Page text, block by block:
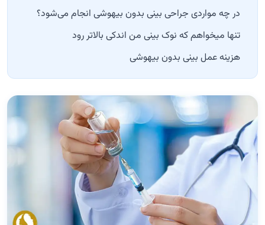
در چه مواردی جراحی بینی بدون بیهوشی انجام می‌شود؟
تنها میخواهم که نوک بینی من‌ اندکی بالاتر رود
هزینه عمل بینی بدون بیهوشی